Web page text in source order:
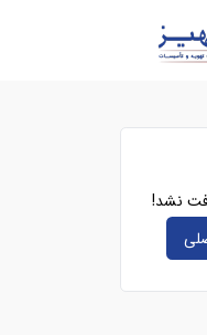
نشد!